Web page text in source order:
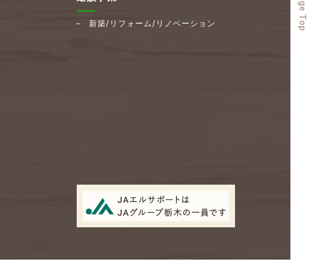
新築/リフォーム/リノベーション